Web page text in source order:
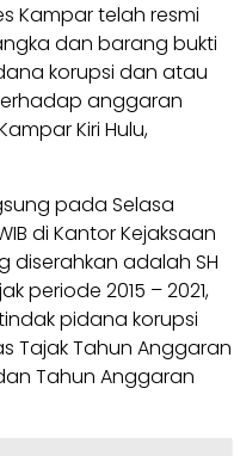
Kampar telah resmi
dan barang bukti
korupsi dan atau
anggaran
Kiri Hulu,
pada Selasa
di Kantor Kejaksaan
diserahkan adalah SH
periode 2015 – 2021,
pidana korupsi
Tajak Tahun Anggaran
Tahun Anggaran